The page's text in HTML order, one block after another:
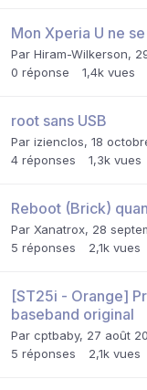
Mon Xperia U ne
Par Hiram-Wilkerson,
0 réponse 1,4k vues
root sans USB
Par izienclos, 18
4 réponses 1,3k vues
Reboot (Brick)
Par Xanatrox, 28
5 réponses 2,1k vues
[ST25i - Orange]
baseband original
Par cptbaby, 27 août
5 réponses 2,1k vues